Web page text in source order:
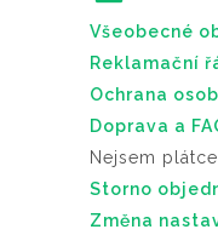
Všeobecné
Reklamační
Ochrana
Doprava a
Nejsem plátce
Storno
Změna